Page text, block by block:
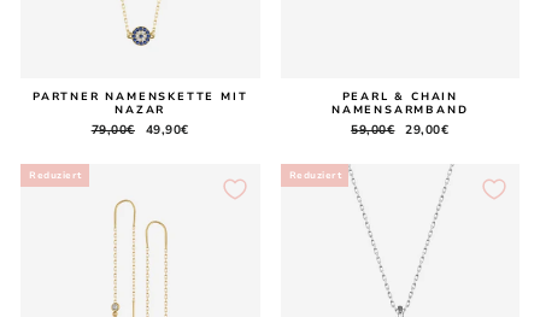
PARTNER NAMENSKETTE MIT
NAZAR
Normaler
79,00€ Sonderpreis
49,90€
PEARL & CHAIN
NAMENSARMBAND
Normaler
59,00€ Sonderpreis
29,00€
Reduziert Reduziert